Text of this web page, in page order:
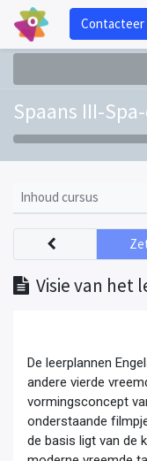
Contacteer
Spaans III-
Inhoud cursus
Visie van het
De leerplannen
andere vierde
vormingsconcept
onderstaande
de basis ligt van de